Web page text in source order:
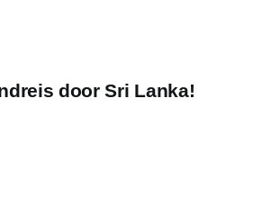
door Sri Lanka!